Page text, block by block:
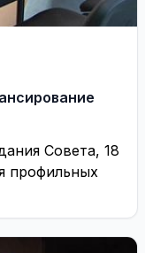
Совета, 18
профильных